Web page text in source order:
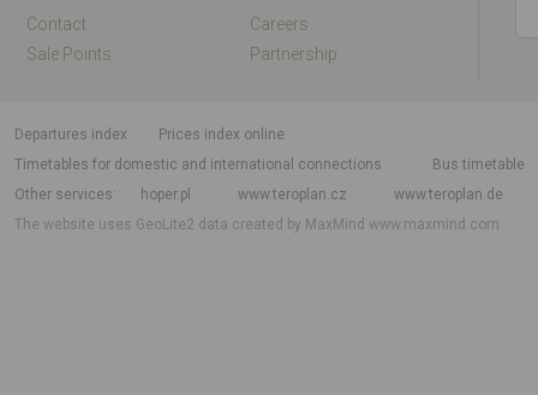
Contact
Careers
Sale Points
Partnership
departures index
Prices index online
Timetables for domestic and international connections
Bus timetable
Other services
hoper.pl www.teroplan.cz
www.teroplan.de
The website uses GeoLite2 data created by MaxMindwww.maxmind.com